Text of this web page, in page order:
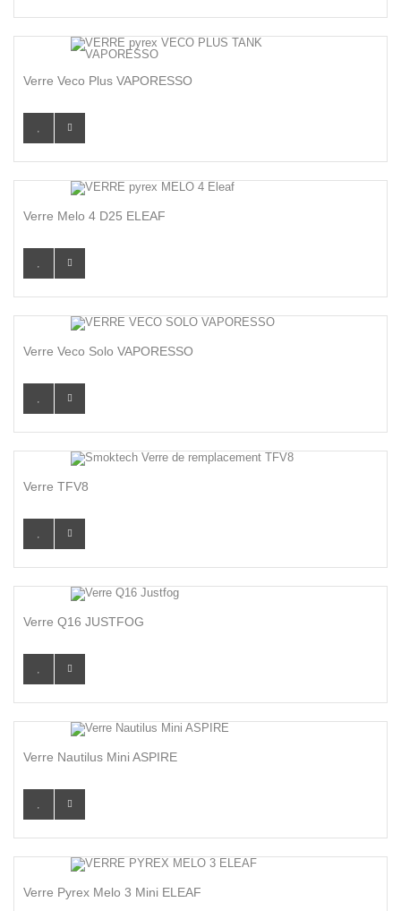
Verre Veco Plus VAPORESSO
Verre Melo 4 D25 ELEAF
Verre Veco Solo VAPORESSO
Verre TFV8
Verre Q16 JUSTFOG
Verre Nautilus Mini ASPIRE
Verre Pyrex Melo 3 Mini ELEAF